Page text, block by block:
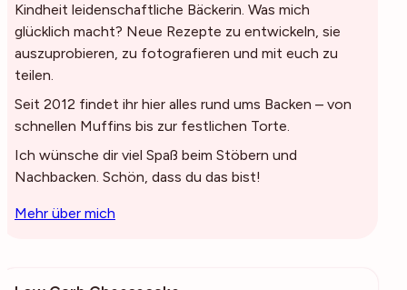
Kindheit leidenschaftliche Bäckerin. Was mich
glücklich macht? Neue Rezepte zu entwickeln, sie
auszuprobieren, zu fotografieren und mit euch zu
teilen.
Seit 2012 findet ihr hier alles rund ums Backen – von
schnellen Muffins bis zur festlichen Torte.
Ich wünsche dir viel Spaß beim Stöbern und
Nachbacken. Schön, dass du das bist!
Mehr über mich